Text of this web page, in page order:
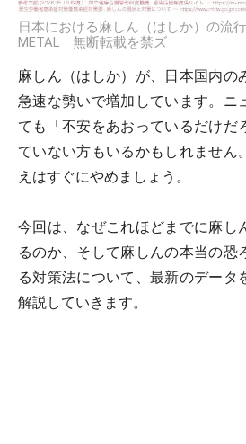
日本における麻しん（はしか）の
METAL 無断転載を禁ズ
麻しん（はしか）が、日本国内の
急速な勢いで増加しています。ニ
ても「不安をあおっているだけだ
ていない方もいるかもしれません
えはすぐにやめましょう。
今回は、なぜこれほどまでに麻し
るのか、そして麻しんの本当の恐
る対策法について、最新のデータ
解説していきます。